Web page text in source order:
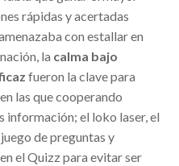
rápidas y acertadas
con estallar en
la calma bajo
fueron la clave para
las que cooperando
el loko laser, el
de preguntas y
el Quizz para evitar ser